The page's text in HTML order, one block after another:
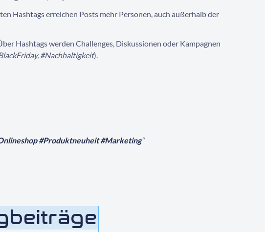
Hashtags erreichen Posts mehr Personen, auch außerhalb der
Hashtags werden Challenges, Diskussionen oder Kampagnen
#Nachhaltigkeit).
#Produktneuheit #Marketing“